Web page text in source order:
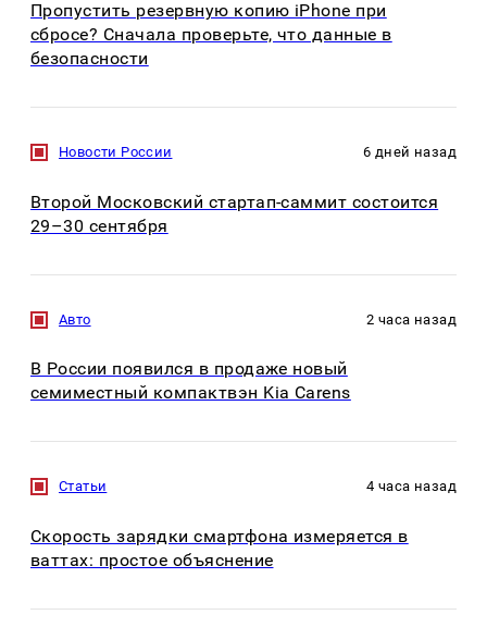
Пропустить резервную копию iPhone при
сбросе? Сначала проверьте, что данные в
безопасности
Новости России 6 дней назад
Второй Московский стартап-саммит состоится
29–30 сентября
Авто 2 часа назад
В России появился в продаже новый
семиместный компактвэн Kia Carens
Статьи 4 часа назад
Скорость зарядки смартфона измеряется в
ваттах: простое объяснение